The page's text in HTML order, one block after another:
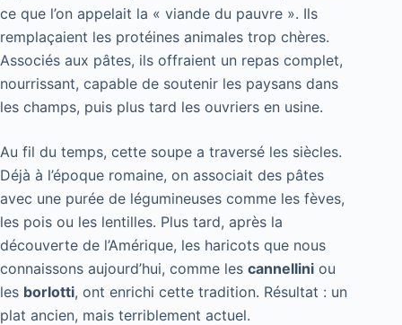
ce que l’on appelait la « viande du pauvre ». Ils
remplaçaient les protéines animales trop chères.
Associés aux pâtes, ils offraient un repas complet,
nourrissant, capable de soutenir les paysans dans
les champs, puis plus tard les ouvriers en usine.
Au fil du temps, cette soupe a traversé les siècles.
Déjà à l’époque romaine, on associait des pâtes
avec une purée de légumineuses comme les fèves,
les pois ou les lentilles. Plus tard, après la
découverte de l’Amérique, les haricots que nous
connaissons aujourd’hui, comme les cannellini ou
les borlotti, ont enrichi cette tradition. Résultat : un
plat ancien, mais terriblement actuel.